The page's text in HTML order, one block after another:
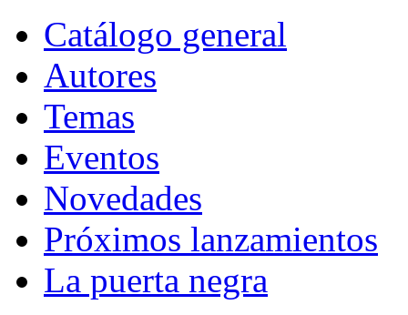
Catálogo general
Autores
Temas
Eventos
Novedades
Próximos lanzamientos
La puerta negra